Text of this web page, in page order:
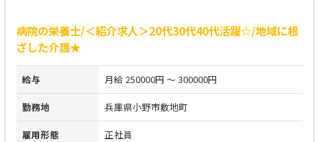
病院の栄養士/＜紹介求人＞20代30代40代活躍☆/地域に根
ざした介護★
給与 月給 250000円 ～ 300000円
勤務地 兵庫県小野市敷地町
雇用形態 正社員